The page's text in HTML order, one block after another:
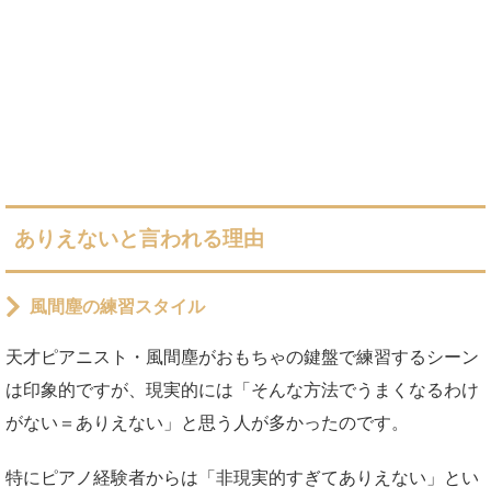
ありえないと言われる理由
風間塵の練習スタイル
天才ピアニスト・風間塵がおもちゃの鍵盤で練習するシーン
は印象的ですが、現実的には「そんな方法でうまくなるわけ
がない＝ありえない」と思う人が多かったのです。
特にピアノ経験者からは「非現実的すぎてありえない」とい